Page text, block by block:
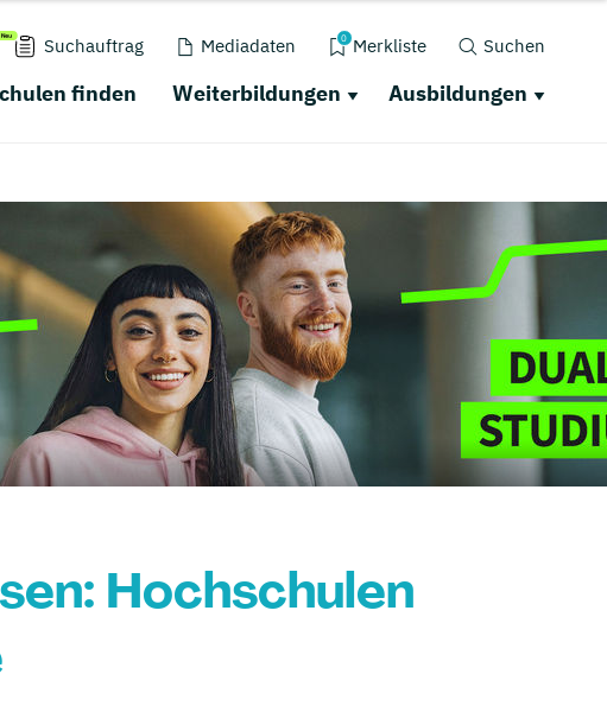
Suchauftrag Mediadaten 0 Merkliste Suchen
finden Weiterbildungen Ausbildungen
Hochschulen